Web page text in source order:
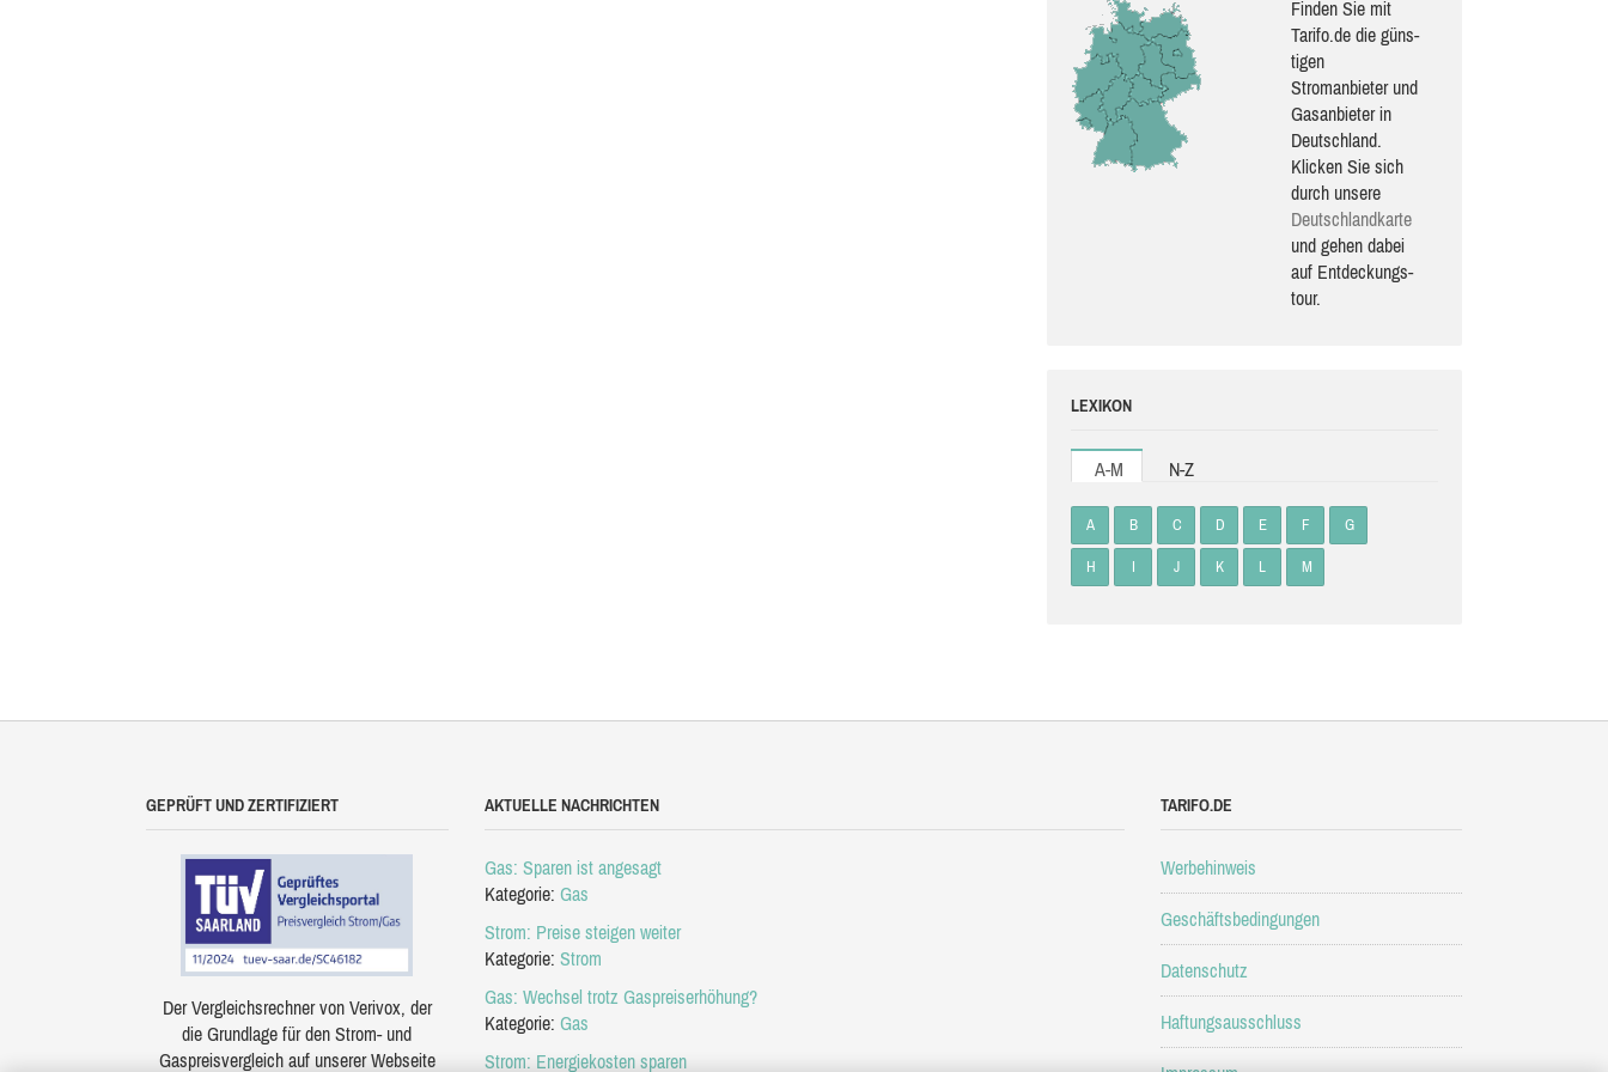
Finden Sie mit
Tarifo.de die güns­
ti­gen
Stromanbieter und
Gasanbieter in
Deutschland.
Klicken Sie sich
durch unsere
Deutsch­land­karte
und gehen dabei
auf Ent­de­ckungs­
tour.
LEXIKON
A-M N-Z
A B C D E F G
H I J K L M
GEPRÜFT UND ZERTIFIZIERT
Der Vergleichsrechner von Verivox, der
die Grundlage für den Strom- und
Gaspreisvergleich auf unserer Webseite
AKTUELLE NACHRICHTEN
Gas: Sparen ist angesagt
Kategorie: Gas
Strom: Preise steigen weiter
Kategorie: Strom
Gas: Wechsel trotz Gaspreiserhöhung?
Kategorie: Gas
Strom: Energiekosten sparen
TARIFO.DE
Werbehinweis
Geschäftsbedingungen
Datenschutz
Haftungsausschluss